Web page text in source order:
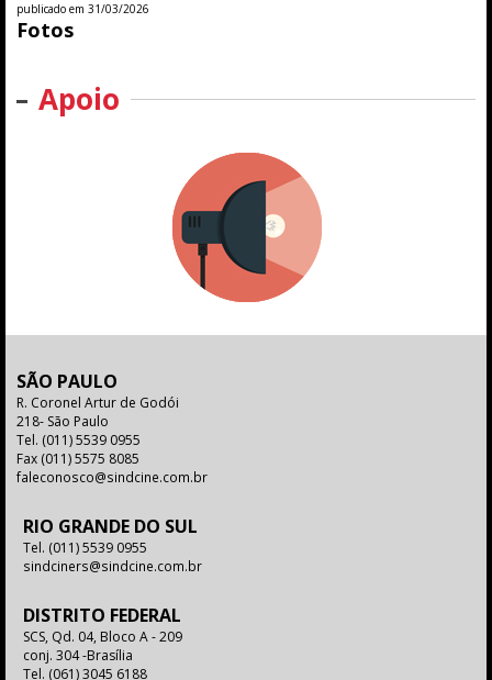
publicado em 31/03/2026
Fotos
Apoio
SÃO PAULO
R. Coronel Artur de Godói
218- São Paulo
Tel. (011) 5539 0955
Fax (011) 5575 8085
faleconosco@sindcine.com.br
RIO GRANDE DO SUL
Tel. (011) 5539 0955
sindciners@sindcine.com.br
DISTRITO FEDERAL
SCS, Qd. 04, Bloco A - 209
conj. 304 -Brasília
Tel. (061) 3045 6188